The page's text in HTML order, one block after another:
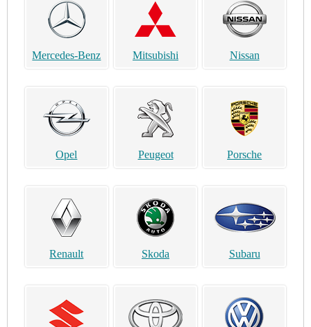
Mercedes-Benz Mitsubishi Nissan
Opel Peugeot Porsche
Renault Skoda Subaru